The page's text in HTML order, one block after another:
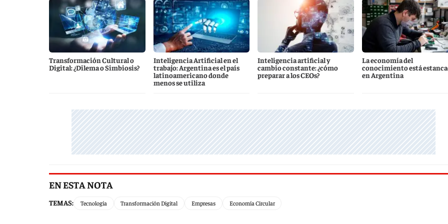
Transformación Cultural o
Digital: ¿Dilema o Simbiosis?
Inteligencia Artificial en el
trabajo: Argentina es el país
latinoamericano donde
menos se utiliza
Inteligencia artificial y
cambio constante: ¿cómo
preparar a los CEOs?
La economía del
conocimiento está
en Argentina
EN ESTA NOTA
TEMAS: Tecnología Transformación Digital Empresas Economía Circular